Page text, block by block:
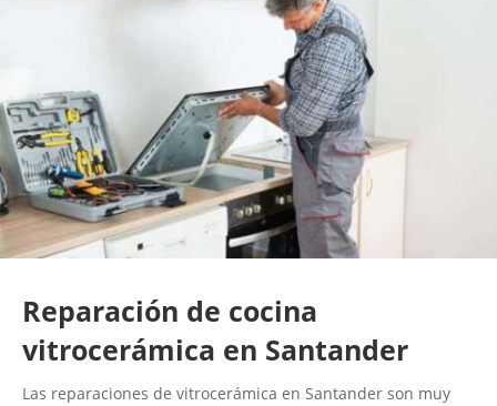
Reparación de cocina
vitrocerámica en Santander
Las reparaciones de vitrocerámica en Santander son muy